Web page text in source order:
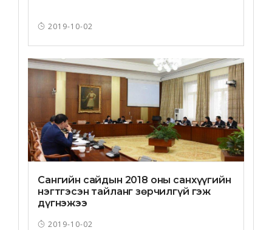
2019-10-02
Сангийн сайдын 2018 оны санхүүгийн
нэгтгэсэн тайланг зөрчилгүй гэж
дүгнэжээ
2019-10-02